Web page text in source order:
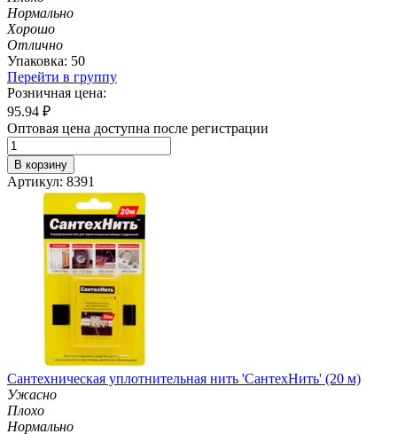
Нормально
Хорошо
Отлично
Упаковка: 50
Перейти в группу
Розничная цена:
95.94 ₽
Оптовая цена доступна после регистрации
В корзину
Артикул: 8391
Сантехническая уплотнительная нить 'СантехНить' (20 м)
Ужасно
Плохо
Нормально